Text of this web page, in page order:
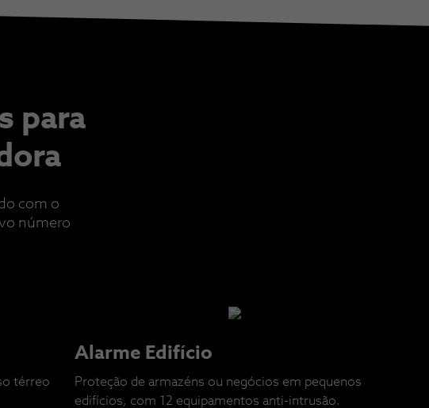
para
com o
número
térreo
Alarme Edifício
Proteção de armazéns ou negócios em pequenos
edifícios, com 12 equipamentos anti-intrusão.